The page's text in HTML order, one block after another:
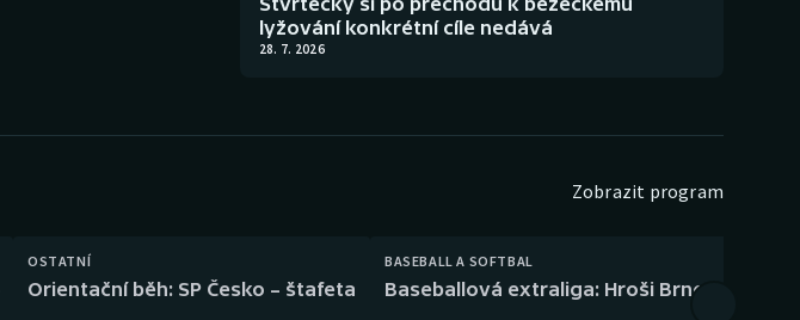
lyžování konkrétní cíle nedává
28. 7. 2026
Zobrazit program
OSTATNÍ
Orientační běh: SP Česko – štafeta
BASEBALL A SOFTBAL
Baseballová extraliga: Hroši Brno – Eagles